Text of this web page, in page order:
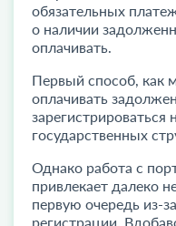
обязательных
о наличии
оплачивать.
Первый способ, как
оплачивать
государственных
Однако работа с
привлекает далеко
первую очередь из-
регистрации.